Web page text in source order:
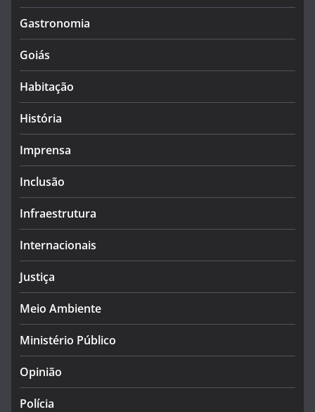
Gastronomia
Goiás
Habitação
História
Imprensa
Inclusão
Infraestrutura
Internacionais
Justiça
Meio Ambiente
Ministério Público
Opinião
Polícia